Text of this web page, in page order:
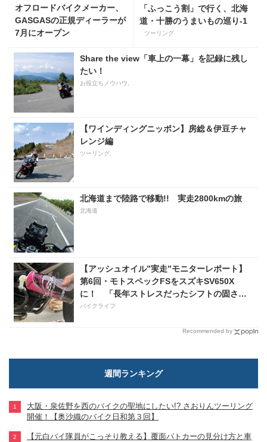
オフロードバイクメーカー、
GASGASの正規ディーラーが
7月にオープン
「ふっこう割」で行く、北海
道・十勝のうまいもの巡り-1
ツーリング
Share the view「車上の一幕」を記録に残し
たい！
お役立ちノウハウ,
【ワインディングニッポン】房総＆伊豆チャ
レンジ編
ツーリング,
北海道まで陸路で移動!! 実走2800kmの旅
北海道
【アッシュオイル”実走”モニターレポート】
第6回・モトスペックFSをスズキSV650X
に！ 「長年ストレスだったシフトの固さが
コレのおかげで滑らかに！」
バイクライフ
Recommended by
週間ランキング
大阪・泉佐野を西のバイクの聖地にしたい!? さおりんツーリング
開催！【奥沙織のバイク日和第３回】
【元白バイ隊員がこっそり教える】覆面パトカーの見分け方と車